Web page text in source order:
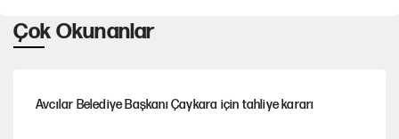
Çok Okunanlar
Avcılar Belediye Başkanı Çaykara için tahliye kararı